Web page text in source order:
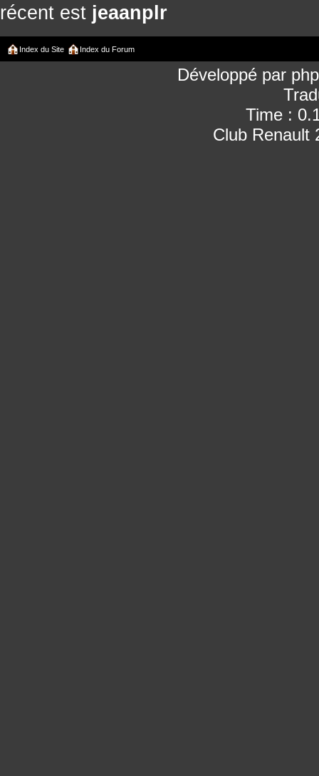
récent est jeaanplr
Index du Site Index du Forum
Développé par
Time :
Club Renault